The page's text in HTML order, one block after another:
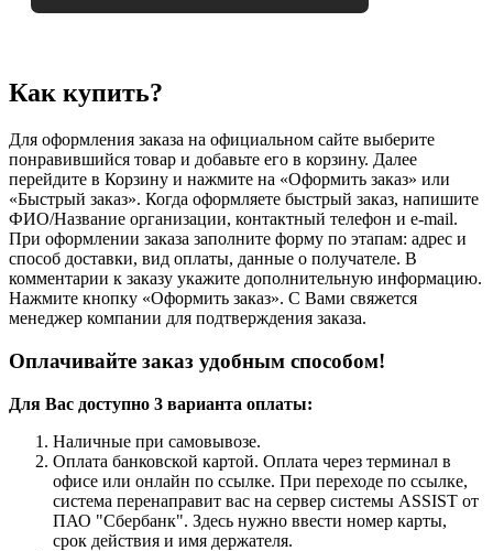
Как купить?
Для оформления заказа на официальном сайте выберите
понравившийся товар и добавьте его в корзину. Далее
перейдите в Корзину и нажмите на «Оформить заказ» или
«Быстрый заказ». Когда оформляете быстрый заказ, напишите
ФИО/Название организации, контактный телефон и e-mail.
При оформлении заказа заполните форму по этапам: адрес и
способ доставки, вид оплаты, данные о получателе. В
комментарии к заказу укажите дополнительную информацию.
Нажмите кнопку «Оформить заказ». С Вами свяжется
менеджер компании для подтверждения заказа.
Оплачивайте заказ удобным способом!
Для Вас доступно 3 варианта оплаты:
Наличные при самовывозе.
Оплата банковской картой. Оплата через терминал в
офисе или онлайн по ссылке. При переходе по ссылке,
система перенаправит вас на сервер системы ASSIST от
ПАО "Сбербанк". Здесь нужно ввести номер карты,
срок действия и имя держателя.